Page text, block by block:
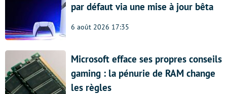
par défaut via une mise à jour bêta
6 août 2026 17:35
Microsoft efface ses propres conseils
gaming : la pénurie de RAM change
les règles